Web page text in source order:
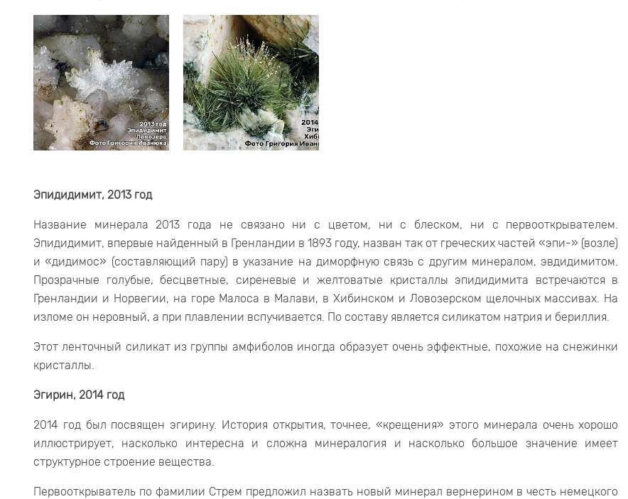
Эпидидимит, 2013 год
Название минерала 2013 года не связано ни с цветом, ни с блеском, ни с первооткрывателем.
Эпидидимит, впервые найденный в Гренландии в 1893 году, назван так от греческих частей «эпи-» (возле)
и «дидимос» (составляющий пару) в указание на диморфную связь с другим минералом, эвдидимитом.
Прозрачные голубые, бесцветные, сиреневые и желтоватые кристаллы эпидидимита встречаются в
Гренландии и Норвегии, на горе Малоса в Малави, в Хибинском и Ловозерском щелочных массивах. На
изломе он неровный, а при плавлении вспучивается. По составу является силикатом натрия и бериллия.
Этот ленточный силикат из группы амфиболов иногда образует очень эффектные, похожие на снежинки
кристаллы.
Эгирин, 2014 год
2014 год был посвящен эгирину. История открытия, точнее, «крещения» этого минерала очень хорошо
иллюстрирует, насколько интересна и сложна минералогия и насколько большое значение имеет
структурное строение вещества.
Первооткрыватель по фамилии Стрем предложил назвать новый минерал вернерином в честь немецкого